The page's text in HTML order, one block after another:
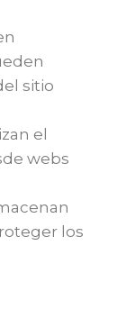
sitio
el
webs
los